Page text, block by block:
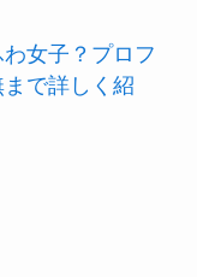
女子？プロフ
で詳しく紹